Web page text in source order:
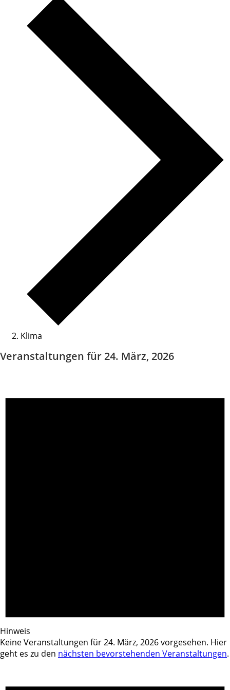
Klima
Veranstaltungen für 24. März, 2026
Hinweis
Keine Veranstaltungen für 24. März, 2026 vorgesehen. Hier
geht es zu den nächsten bevorstehenden Veranstaltungen.